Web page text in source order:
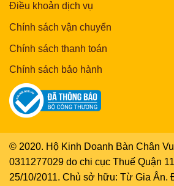
Điều khoản dịch vụ
Chính sách vận chuyển
Chính sách thanh toán
Chính sách bảo hành
© 2020. Hộ Kinh Doanh Bàn Chân
0311277029 do chi cục Thuế Quận
25/10/2011. Chủ sở hữu: Từ Gia Ân.